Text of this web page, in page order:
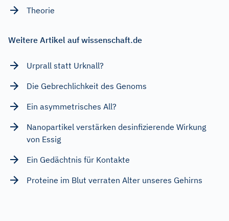
Theorie
Weitere Artikel auf wissenschaft.de
Urprall statt Urknall?
Die Gebrechlichkeit des Genoms
Ein asymmetrisches All?
Nanopartikel verstärken desinfizierende Wirkung
von Essig
Ein Gedächtnis für Kontakte
Proteine im Blut verraten Alter unseres Gehirns